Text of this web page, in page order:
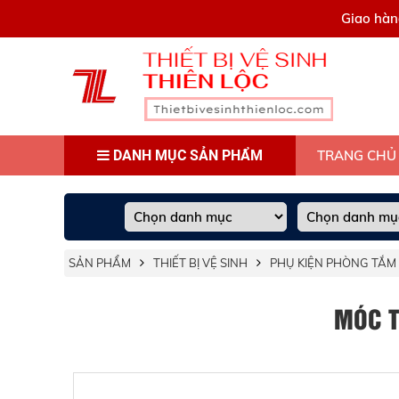
Giao
DANH MỤC SẢN PHẨM TRANG CHỦ
SẢN PHẨM THIẾT BỊ VỆ SINH PHỤ KIỆN PHÒNG TẮM
MÓC